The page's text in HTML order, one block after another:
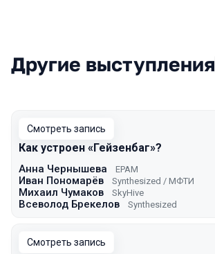
Другие выступления
Смотреть запись
Как устроен «Гейзенбаг»?
Анна Чернышева EPAM
Иван Пономарёв Synthesized / МФТИ
Михаил Чумаков SkyHive
Всеволод Брекелов Synthesized
Смотреть запись